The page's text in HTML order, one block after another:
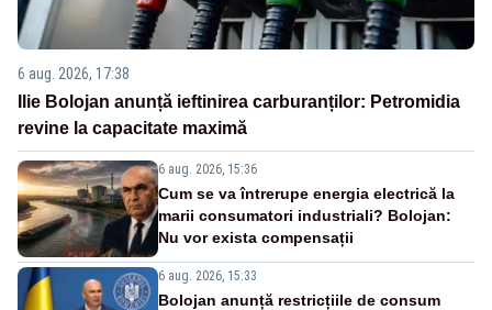
6 aug. 2026, 17:38
Ilie Bolojan anunță ieftinirea carburanților: Petromidia
revine la capacitate maximă
6 aug. 2026, 15:36
Cum se va întrerupe energia electrică la
marii consumatori industriali? Bolojan:
Nu vor exista compensații
6 aug. 2026, 15:33
Bolojan anunță restricțiile de consum